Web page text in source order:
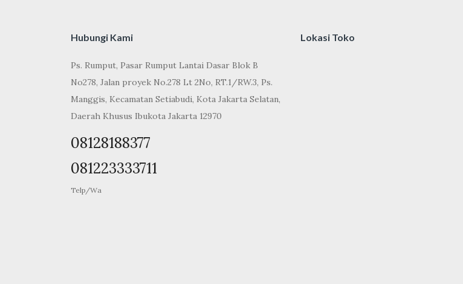
Hubungi Kami
Ps. Rumput, Pasar Rumput Lantai Dasar Blok B
No278, Jalan proyek No.278 Lt 2No, RT.1/RW.3, Ps.
Manggis, Kecamatan Setiabudi, Kota Jakarta Selatan,
Daerah Khusus Ibukota Jakarta 12970
08128188377
081223333711
Telp/Wa
Lokasi Toko